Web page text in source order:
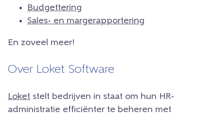
Budgettering
Sales- en margerapportering
En zoveel meer!
Over Loket Software
Loket stelt bedrijven in staat om hun HR-
administratie efficiënter te beheren met